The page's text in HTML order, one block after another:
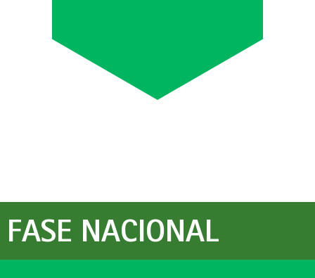
FASE NACIONAL